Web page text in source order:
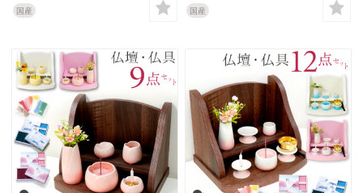
いい おしゃれ 仏壇セット 仏具付仏
檀セット bb
国産
養 かわいい おしゃれ 仏壇セット 仏
具付仏檀セット bb
国産